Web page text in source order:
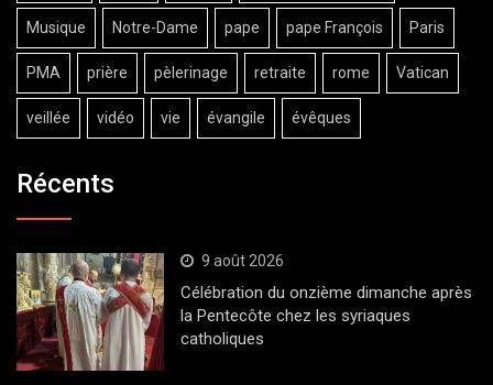
Musique Notre-Dame pape pape François Paris
PMA prière pèlerinage retraite rome Vatican
veillée vidéo vie évangile évêques
Récents
9 août 2026
Célébration du onzième dimanche après
la Pentecôte chez les syriaques
catholiques